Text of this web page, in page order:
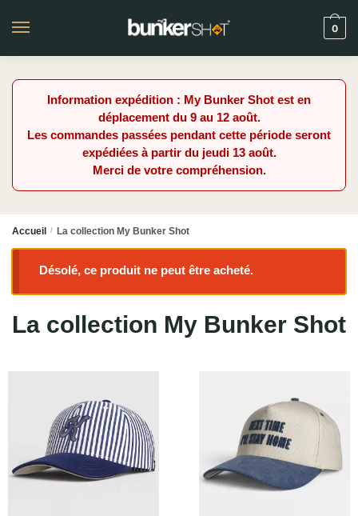
0
Information expédition : My Bunker Shot est en
déplacement du 9 au 12 août.
Les commandes passées pendant cette période seront
expédiées à partir du jeudi 13 août.
Merci de votre compréhension.
Accueil / La collection My Bunker Shot
Désolé, ce produit ne peut être acheté.
La collection My Bunker Shot